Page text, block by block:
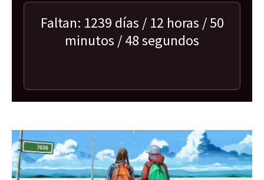
Faltan: 1239 días / 12 horas /50
minutos /48segundos